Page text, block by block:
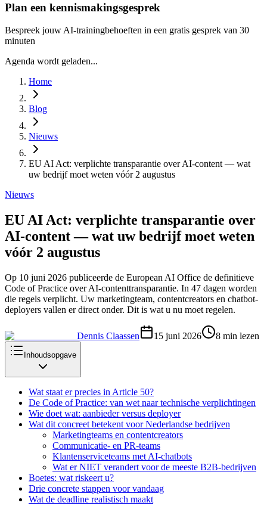
Plan een kennismakingsgesprek
Bespreek jouw AI-trainingbehoeften in een gratis gesprek van 30
minuten
Agenda wordt geladen...
Home
Blog
Nieuws
EU AI Act: verplichte transparantie over AI-content — wat
uw bedrijf moet weten vóór 2 augustus
Nieuws
EU AI Act: verplichte transparantie over
AI-content — wat uw bedrijf moet weten
vóór 2 augustus
Op 10 juni 2026 publiceerde de European AI Office de definitieve
Code of Practice over AI-contenttransparantie. In 47 dagen worden
die regels verplicht. Uw marketingteam, contentcreators en chatbot-
deployers vallen er direct onder. Dit is wat u nu moet regelen.
Dennis Claassen 15 juni 2026 8 min lezen
Inhoudsopgave
Wat staat er precies in Article 50?
De Code of Practice: van wet naar technische verplichtingen
Wie doet wat: aanbieder versus deployer
Wat dit concreet betekent voor Nederlandse bedrijven
Marketingteams en contentcreators
Communicatie- en PR-teams
Klantenserviceteams met AI-chatbots
Wat er NIET verandert voor de meeste B2B-bedrijven
Boetes: wat riskeert u?
Drie concrete stappen voor vandaag
Wat de deadline realistisch maakt